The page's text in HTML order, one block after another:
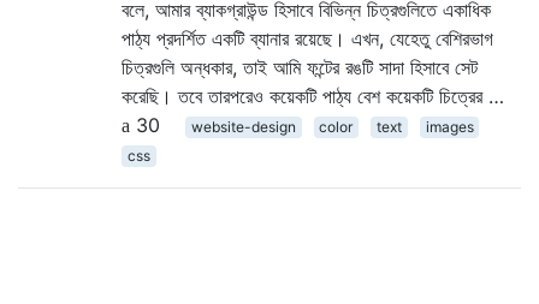
বলে, আমার ব্যাকগ্রাউন্ড হিসাবে বিভিন্ন চিত্রগুলিতে একাধিক
পাঠ্য প্রদর্শিত একটি ব্যানার রয়েছে। এখন, যেহেতু বেশিরভাগ
চিত্রগুলি অন্ধকার, তাই আমি ফন্টের রঙটি সাদা হিসাবে সেট
করেছি। তবে তারপরেও কয়েকটি পাঠ্য বেশ কয়েকটি চিত্রের …
30
website-design color text
images
css